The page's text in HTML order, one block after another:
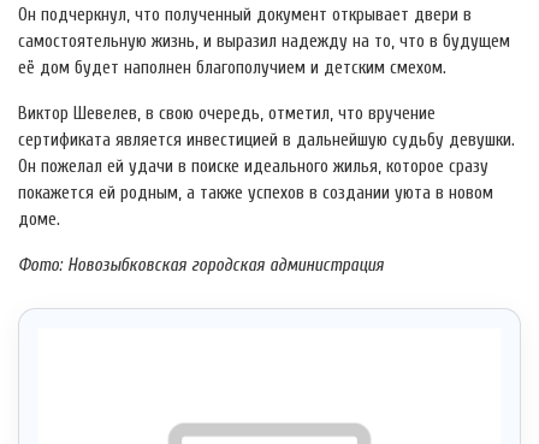
Он подчеркнул, что полученный документ открывает двери в
самостоятельную жизнь, и выразил надежду на то, что в будущем
её дом будет наполнен благополучием и детским смехом.
Виктор Шевелев, в свою очередь, отметил, что вручение
сертификата является инвестицией в дальнейшую судьбу девушки.
Он пожелал ей удачи в поиске идеального жилья, которое сразу
покажется ей родным, а также успехов в создании уюта в новом
доме.
Фото: Новозыбковская городская администрация